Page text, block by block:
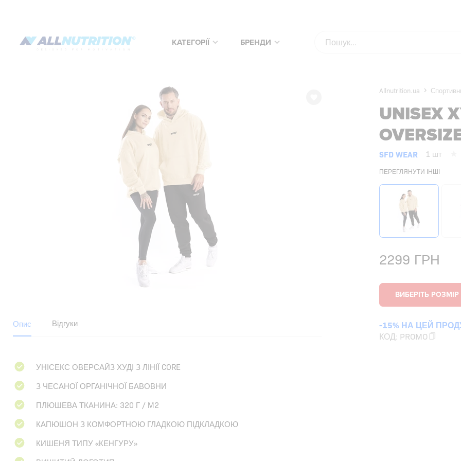
КАТЕГОРІЇ БРЕНДИ
Allnutrition.ua
UNISEX
SFD WEAR 1 шт
ПЕРЕГЛЯНУТИ ІНШІ
2299 ГРН
-15% НА ЦЕЙ
КОД: PROMO
Опис Відгуки
УНІСЕКС ОВЕРСАЙЗ ХУДІ З ЛІНІЇ CORE
З ЧЕСАНОЇ ОРГАНІЧНОЇ БАВОВНИ
ПЛЮШЕВА ТКАНИНА: 320 Г / М2
КАПЮШОН З КОМФОРТНОЮ ГЛАДКОЮ ПІДКЛАДКОЮ
КИШЕНЯ ТИПУ «КЕНГУРУ»